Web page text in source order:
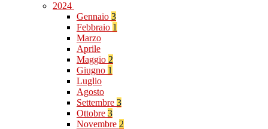
2024
Gennaio 3
Febbraio 1
Marzo
Aprile
Maggio 2
Giugno 1
Luglio
Agosto
Settembre 3
Ottobre 3
Novembre 2